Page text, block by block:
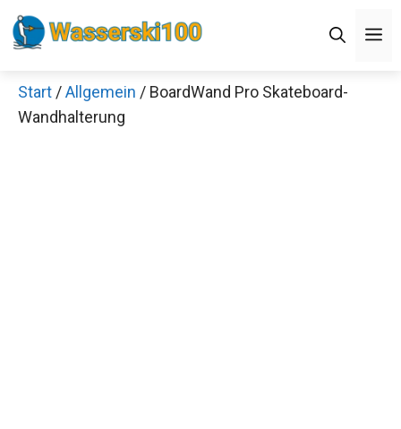
Zum
Inhalt
Start /Allgemein / BoardWand Pro Skateboard-
Wandhalterung